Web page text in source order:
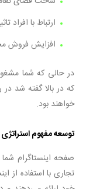
ارتباط با افراد
افزایش فروش
در حالی که شما
که در بالا گفته شد در
خواهند بود.
توسعه مفهوم استراتژی
صفحه اینستاگرام
تجاری با استفاده از